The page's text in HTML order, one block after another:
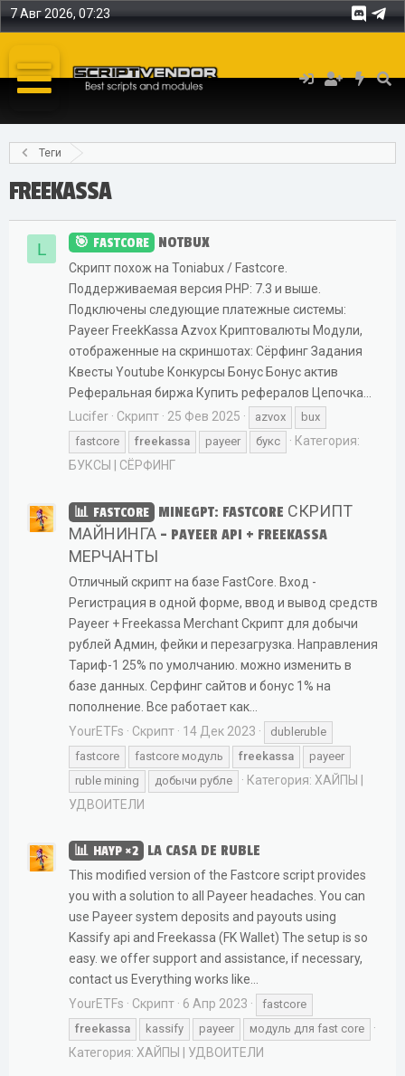
7 Авг 2026, 07:23
Теги
FREEKASSA
L FASTCORE NOTBUX
Скрипт похож на Toniabux / Fastcore.
Поддерживаемая версия PHP: 7.3 и выше.
Подключены следующие платежные системы:
Payeer FreekKassa Azvox Криптовалюты Модули,
отображенные на скриншотах: Сёрфинг Задания
Квесты Youtube Конкурсы Бонус Бонус актив
Реферальная биржа Купить рефералов Цепочка...
Lucifer
Скрипт 25 Фев 2025 azvox
bux
fastcore
freekassa payeer букс
Категория:
БУКСЫ | СЁРФИНГ
FASTCORE
MINEGPT: FASTCORE СКРИПТ
МАЙНИНГА - PAYEER API + FREEKASSA
МЕРЧАНТЫ
Отличный скрипт на базе FastCore. Вход -
Регистрация в одной форме, ввод и вывод средств
Payeer + Freekassa Merchant Скрипт для добычи
рублей Админ, фейки и перезагрузка. Направления
Тариф-1 25% по умолчанию. можно изменить в
базе данных. Серфинг сайтов и бонус 1% на
пополнение. Все работает как...
YourETFs
Скрипт 14 Дек 2023
dubleruble
fastcore
fastcore модуль freekassa
payeer
ruble mining
добычи рубле Категория: ХАЙПЫ |
УДВОИТЕЛИ
HAYP ×2 LA CASA DE RUBLE
This modified version of the Fastcore script provides
you with a solution to all Payeer headaches. You can
use Payeer system deposits and payouts using
Kassify api and Freekassa (FK Wallet) The setup is so
easy. we offer support and assistance, if necessary,
contact us Everything works like...
YourETFs
Скрипт 6 Апр 2023
fastcore
freekassa
kassify payeer модуль для fast core
Категория: ХАЙПЫ | УДВОИТЕЛИ